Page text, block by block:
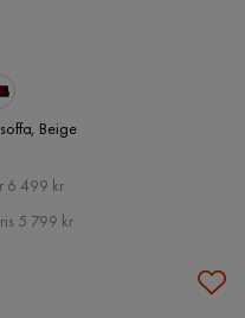
Beige
6 499 kr
5 799 kr